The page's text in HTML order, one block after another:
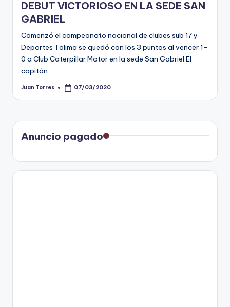
DEBUT VICTORIOSO EN LA SEDE SAN
GABRIEL
Comenzó el campeonato nacional de clubes sub 17 y
Deportes Tolima se quedó con los 3 puntos al vencer 1-
0 a Club Caterpillar Motor en la sede San Gabriel.El
capitán…
Publicado
Juan Torres 07/03/2020
Anuncio pagado